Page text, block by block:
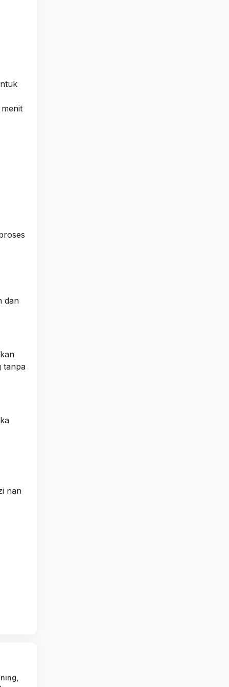
dan
tanpa
nan